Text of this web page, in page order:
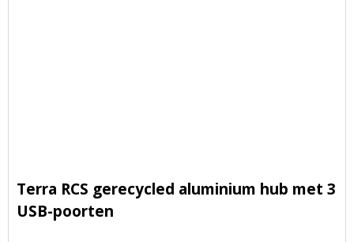
Terra RCS gerecycled aluminium hub met 3
USB-poorten